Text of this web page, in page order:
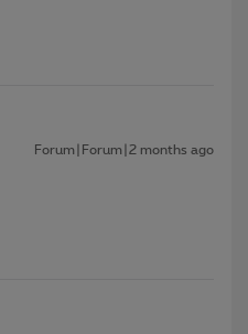
Forum|Forum|2 months ago